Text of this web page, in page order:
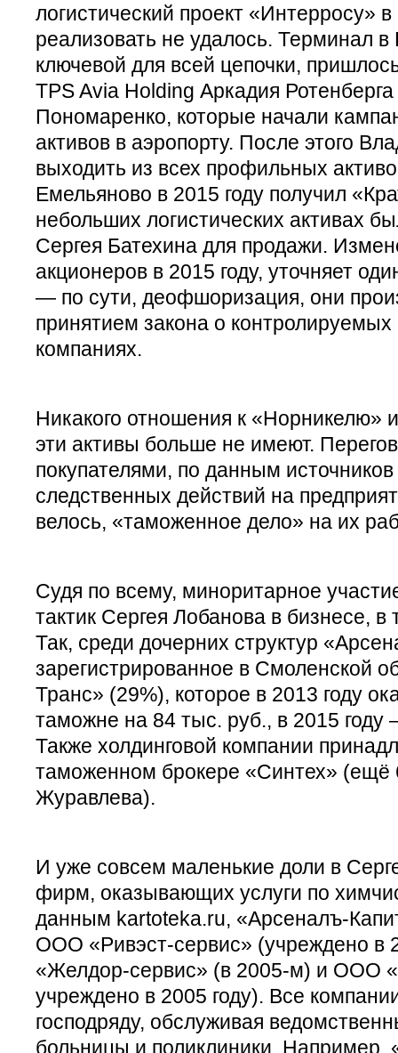
логистический проект «Интерросу» в
реализовать не удалось. Терминал
ключевой для всей цепочки,
TPS Avia Holding Аркадия
Пономаренко, которые начали
активов в аэропорту. После этого
выходить из всех профильных
Емельяново в 2015 году получил
небольших логистических активах
Сергея Батехина для продажи.
акционеров в 2015 году, уточняет
— по сути, деофшоризация, они
принятием закона о
компаниях.
Никакого отношения к «Норникелю»
эти активы больше не имеют.
покупателями, по данным
следственных действий на
велось, «таможенное дело» на их
Судя по всему, миноритарное
тактик Сергея Лобанова в бизнесе,
Так, среди дочерних структур
зарегистрированное в Смоленской
Транс» (29%), которое в 2013 году
таможне на 84 тыс. руб., в 2015
Также холдинговой компании
таможенном брокере «Синтех» (ещё
Журавлева).
И уже совсем маленькие доли в
фирм, оказывающих услуги по
данным kartoteka.ru, «Арсеналъ-
ООО «Ривэст-сервис» (учреждено в
«Желдор-сервис» (в 2005-м) и ООО
учреждено в 2005 году). Все
господряду, обслуживая
больницы и поликлиники. Например,